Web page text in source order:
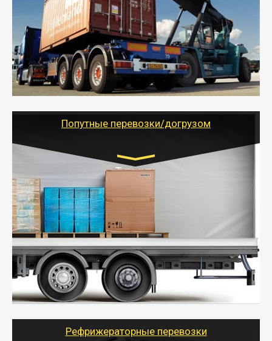
от 10 000 руб. Возможен догруз
- Доставка фурой до 20 т возможна для больших
объемов грузов, упакованных в коробки, мешки,
паллеты и россыпью в самые отдаленные места
России с гарантией полной сохранности.
- Тайгер Логистик предоставляет услуги по
грузоперевозкам для физических и юридических лиц
Попутные перевозки/догрузом
Транспорт:
Газель (1,5 и 3 тонны), Бычок, Еврофура от 5 до
10 тонн
от 5000 руб. Возможен догруз
- Экономный способ доставить вещи от 200 кг в
другой город - догрузом или попутно. Попутные
грузоперевозки для физлиц, ИП и юрлиц обходятся
дешевле.
- Тайгер Логистик организует доставку
крупногабаритных и личных вещей по нужному
для погрузочно-разгрузочных работ при перевозке.
Рефрижераторные перевозки